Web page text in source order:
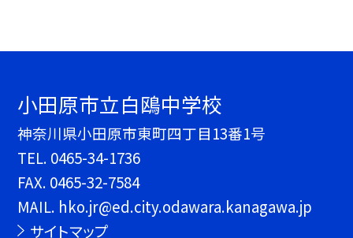
小田原市立白鴎中学校
神奈川県小田原市東町四丁目13番1号
TEL. 0465-34-1736
FAX. 0465-32-7584
MAIL. hko.jr@ed.city.odawara.kanagawa.jp
サイトマップ